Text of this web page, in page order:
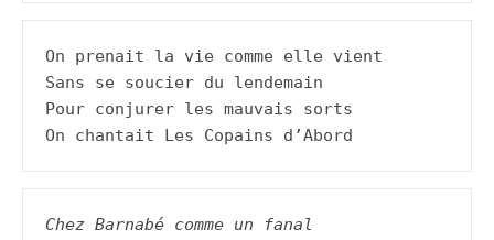
On prenait la vie comme elle vient
Sans se soucier du lendemain
Pour conjurer les mauvais sorts
On chantait Les Copains d’Abord
Chez Barnabé comme un fanal